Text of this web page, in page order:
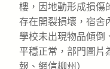
樓，因地動形成損傷
存在開裂損壞，宿舍
學校未出現物品傾倒
平穩正常，部門圖片
報、網信柳州）